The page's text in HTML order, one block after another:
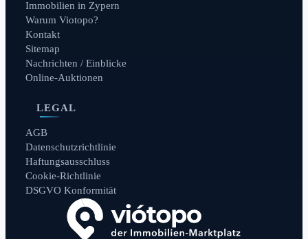
Immobilien in Zypern
Warum Viotopo?
Kontakt
Sitemap
Nachrichten / Einblicke
Online-Auktionen
LEGAL
AGB
Datenschutzrichtlinie
Haftungsausschluss
Cookie-Richtlinie
DSGVO Konformität